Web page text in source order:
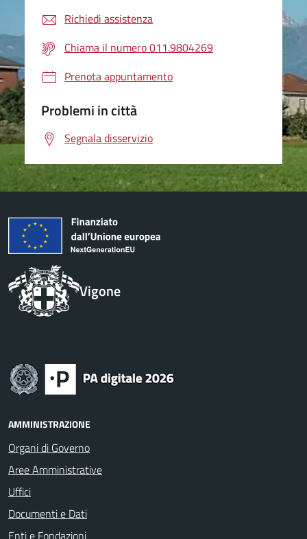
Richiedi assistenza
Chiama il numero 011.9804269
Prenota appuntamento
Problemi in città
Segnala disservizio
Vigone
AMMINISTRAZIONE
Organi di Governo
Aree Amministrative
Uffici
Documenti e Dati
Enti e Fondazioni